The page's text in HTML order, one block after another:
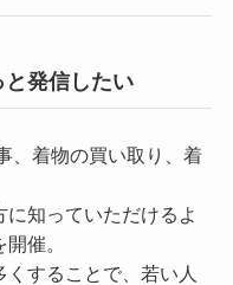
発信したい
、着物の買い取り、着
知っていただけるよ
催。
することで、若い人